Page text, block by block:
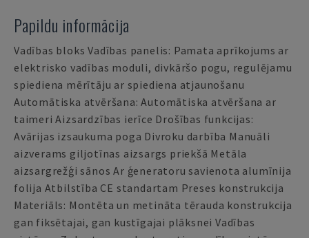
Papildu informācija
Vadības bloks Vadības panelis: Pamata aprīkojums ar
elektrisko vadības moduli, divkāršo pogu, regulējamu
spiediena mērītāju ar spiediena atjaunošanu
Automātiska atvēršana: Automātiska atvēršana ar
taimeri Aizsardzības ierīce Drošības funkcijas:
Avārijas izsaukuma poga Divroku darbība Manuāli
aizverams giljotīnas aizsargs priekšā Metāla
aizsargrežģi sānos Ar ģeneratoru savienota alumīnija
folija Atbilstība CE standartam Preses konstrukcija
Materiāls: Montēta un metināta tērauda konstrukcija
gan fiksētajai, gan kustīgajai plāksnei Vadības